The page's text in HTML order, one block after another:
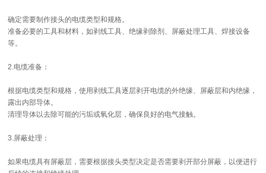
确定需要制作接头的电缆类型和规格。
准备必要的工具和材料，如剥线工具、绝缘剥除剂、屏蔽处理工具、焊接设备
等。
2.电缆准备：
根据电缆类型和规格，使用剥线工具逐层剥开电缆的外绝缘、屏蔽层和内绝缘，
露出内部导体。
清理导体以去除可能的污垢或氧化层，确保良好的电气接触。
3.屏蔽处理：
如果电缆具有屏蔽层，需要根据接头类型决定是否需要剥开部分屏蔽，以便进行